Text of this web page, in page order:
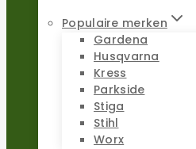
Populaire merken
Gardena
Husqvarna
Kress
Parkside
Stiga
Stihl
Worx